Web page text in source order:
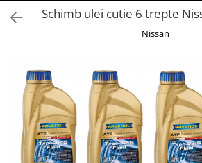
Schimb ulei cutie 6 trepte
Nissan